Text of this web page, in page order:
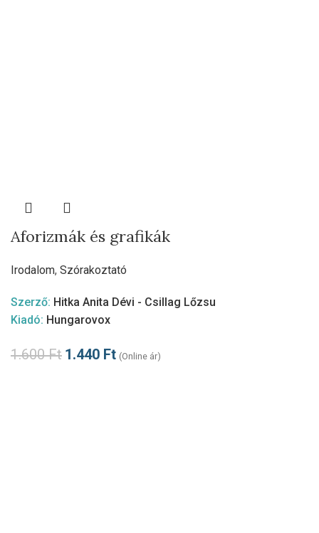
Aforizmák és grafikák
Irodalom, Szórakoztató
Szerző: Hitka Anita Dévi - Csillag Lőzsu
Kiadó: Hungarovox
1.600Ft 1.440 Ft (Online ár)